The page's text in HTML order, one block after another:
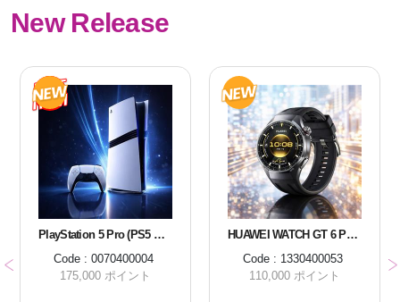
New Release
PlayStation 5 Pro (PS5 Pro)
Code : 0070400004
175,000 ポイント
HUAWEI WATCH GT 6 PRO 46MM BLACK
Code : 1330400053
110,000 ポイント